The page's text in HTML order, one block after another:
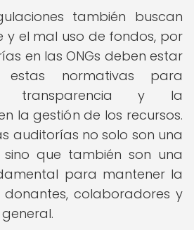
también buscan
y el mal uso de fondos, por
en las ONGs deben estar
normativas para
transparencia y la
la gestión de los recursos.
auditorías no solo son una
que también son una
para mantener la
colaboradores y